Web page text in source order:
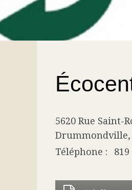
Vous
5620 Rue Saint-
Drummondville,
Téléphone
819